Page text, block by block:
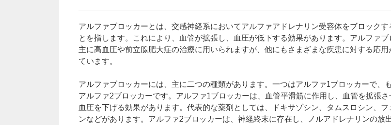
アルファブロッカーとは、交感神経系においてアルファアドレナリン受容体をブロックす
とを指します。これにより、血管が拡張し、血圧が低下する効果があります。アルファブ
主に高血圧や前立腺肥大症の治療に用いられますが、他にもさまざまな疾患に対する応用
ています。
アルファブロッカーには、主に二つの種類があります。一つはアルファ1ブロッカーで、
アルファ2ブロッカーです。アルファ1ブロッカーは、血管平滑筋に作用し、血管を拡張
血圧を下げる効果があります。代表的な薬剤としては、ドキサゾシン、タムスロシン、フ
ンなどがあります。アルファ2ブロッカーは、神経終末に存在し、ノルアドレナリンの放